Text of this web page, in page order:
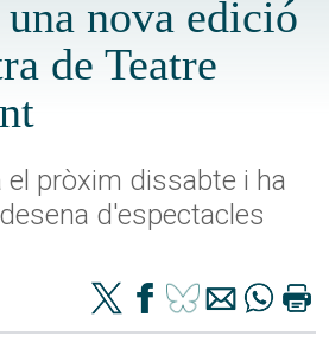
nova edició
de Teatre
el pròxim dissabte i ha
d'espectacles